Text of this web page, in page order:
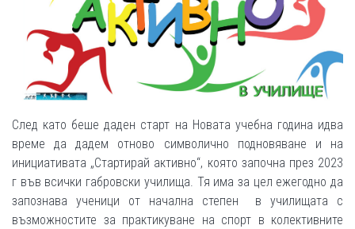
След като беше даден старт на Новата учебна година идва
време да дадем отново символично подновяване и на
инициативата „Стартирай активно“, която започна през 2023
г във всички габровски училища. Тя има за цел ежегодно да
запознава ученици от начална степен в училищата с
възможностите за практикуване на спорт в колективните